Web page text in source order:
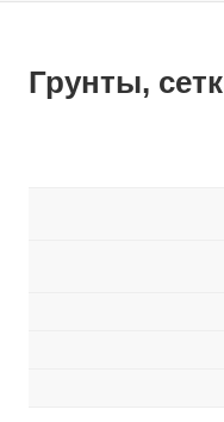
Грунты,